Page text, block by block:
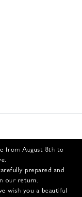
from August 8th to
prepared and
our return.
wish you a beautiful